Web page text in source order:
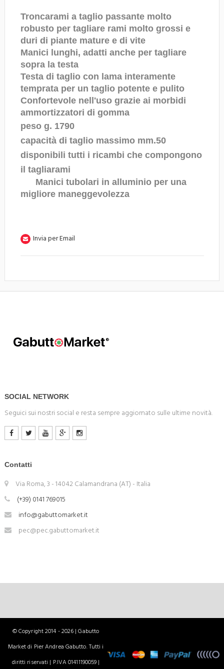
Troncarami a taglio passante molto
robusto per tagliare rami molto grossi e
duri di piante mature e di vite
Manici lunghi, adatti anche per tagliare
sopra la testa
Testa di taglio con lama interamente
temprata per un taglio potente e pulito
Confortevole nell'uso grazie ai morbidi
ammortizzatori di gomma
peso g. 1790
capacità di taglio massimo mm.50
disponibili tutti i ricambi che compongono
il tagliarami
Manici tubolari in alluminio per una
migliore maneggevolezza
Invia per Email
SOCIAL NETWORK
Seguici sui nostri social e resta sempre aggiornato sulle ultime novità.
Contatti
Via Roma, 3 - 14042 Calamandrana (AT) - Italia
(+39) 0141 769015
info@gabuttomarket.it
pec@pec.gabuttomarket.it
© Copyright 2014 - 2026 | Gabutto
Market di Pier Andrea Gabutto. Tutti i
diritti riservati | P.IVA 01411190059 |